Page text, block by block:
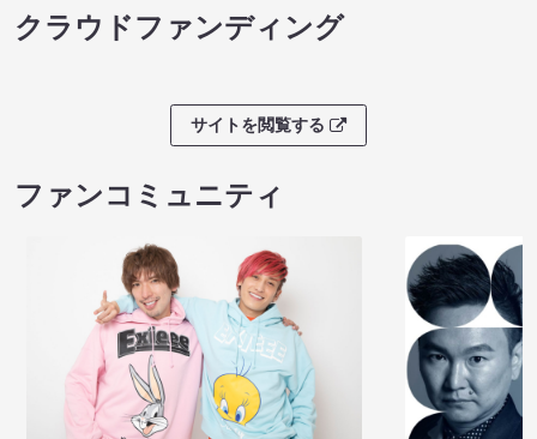
クラウドファンディング
サイトを閲覧する
ファンコミュニティ